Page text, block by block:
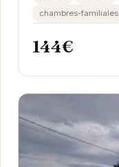
chambres-familiales
144€